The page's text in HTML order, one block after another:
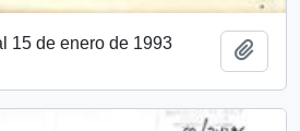
15 de enero de 1993